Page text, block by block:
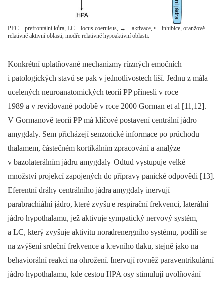
PFC – prefrontální kůra, LC – locus coeruleus, → – aktivace, • – inhibice, oranžově
relativně aktivní oblasti, modře relativně hypoaktivní oblasti.
Konkrétní uplatňované mechanizmy různých emočních
i patologických stavů se pak v jednotlivostech liší. Jednu z mála
ucelených neuroanatomických teorií PP přinesli v roce
1989 a v revidované podobě v roce 2000 Gorman et al [11,12].
V Gormanově teorii PP má klíčové postavení centrální jádro
amygdaly. Sem přicházejí senzorické informace po průchodu
thalamem, částečném kortikálním zpracování a analýze
v bazolaterálním jádru amygdaly. Odtud vystupuje velké
množství projekcí zapojených do přípravy panické odpovědi [13].
Eferentní dráhy centrálního jádra amygdaly inervují
parabrachiální jádro, které zvyšuje respirační frekvenci, laterální
jádro hypothalamu, jež aktivuje sympatický nervový systém,
a LC, který zvyšuje aktivitu noradrenergního systému, podílí se
na zvýšení srdeční frekvence a krevního tlaku, stejně jako na
behaviorální reakci na ohrožení. Inervují rovněž paraventrikulární
jádro hypothalamu, kde cestou HPA osy stimulují uvolňování